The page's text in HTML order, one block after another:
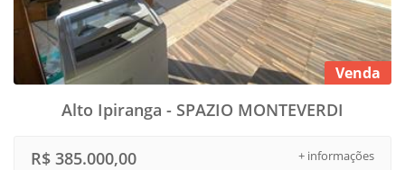
Venda
Alto Ipiranga - SPAZIO MONTEVERDI
+ informações
R$ 385.000,00